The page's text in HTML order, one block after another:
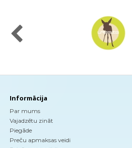
Informācija
Par mums
Vajadzētu zināt
Piegāde
Preču apmaksas veidi